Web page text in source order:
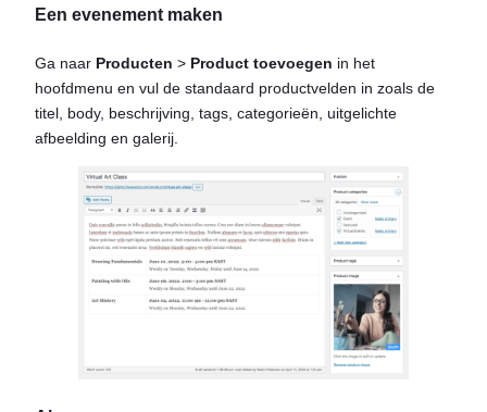
Een evenement maken
Ga naar Producten > Product toevoegen in het
hoofdmenu en vul de standaard productvelden in zoals de
titel, body, beschrijving, tags, categorieën, uitgelichte
afbeelding en galerij.